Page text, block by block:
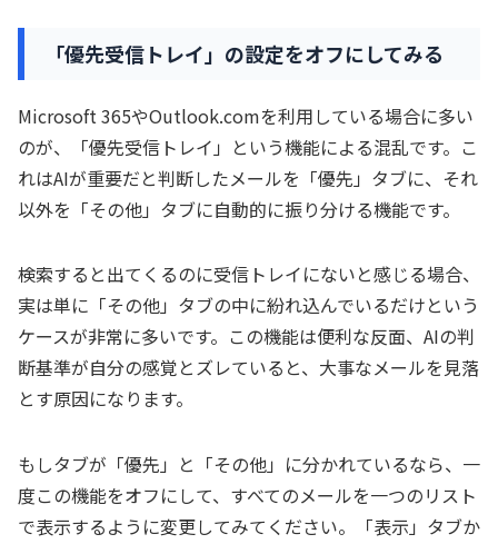
「優先受信トレイ」の設定をオフにしてみる
Microsoft 365やOutlook.comを利用している場合に多い
のが、「優先受信トレイ」という機能による混乱です。こ
れはAIが重要だと判断したメールを「優先」タブに、それ
以外を「その他」タブに自動的に振り分ける機能です。
検索すると出てくるのに受信トレイにないと感じる場合、
実は単に「その他」タブの中に紛れ込んでいるだけという
ケースが非常に多いです。この機能は便利な反面、AIの判
断基準が自分の感覚とズレていると、大事なメールを見落
とす原因になります。
もしタブが「優先」と「その他」に分かれているなら、一
度この機能をオフにして、すべてのメールを一つのリスト
で表示するように変更してみてください。「表示」タブか